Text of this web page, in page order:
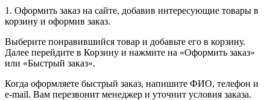
1. Оформить заказ на сайте, добавив интересующие товары в
корзину и оформив заказ.
Выберите понравившийся товар и добавьте его в корзину.
Далее перейдите в Корзину и нажмите на «Оформить заказ»
или «Быстрый заказ».
Когда оформляете быстрый заказ, напишите ФИО, телефон и
e-mail. Вам перезвонит менеджер и уточнит условия заказа.